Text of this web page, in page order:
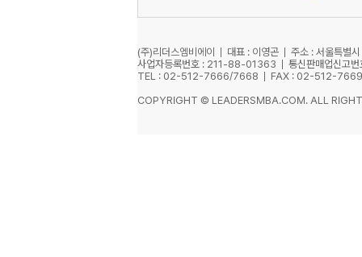
(주)리더스엠비에이 대표 : 이영곤
주소 : 서울특별
사업자등록번호 : 211-88-01363
통신판매업신고
TEL : 02-512-7666/7668
FAX : 02-512-7669
COPYRIGHT © LEADERSMBA.COM. ALL